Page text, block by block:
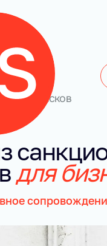
рисков
для